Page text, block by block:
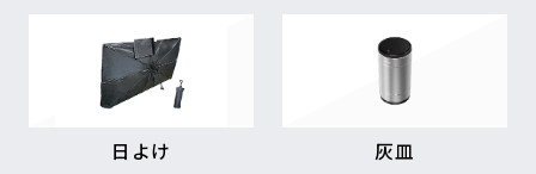
日よけ 灰皿